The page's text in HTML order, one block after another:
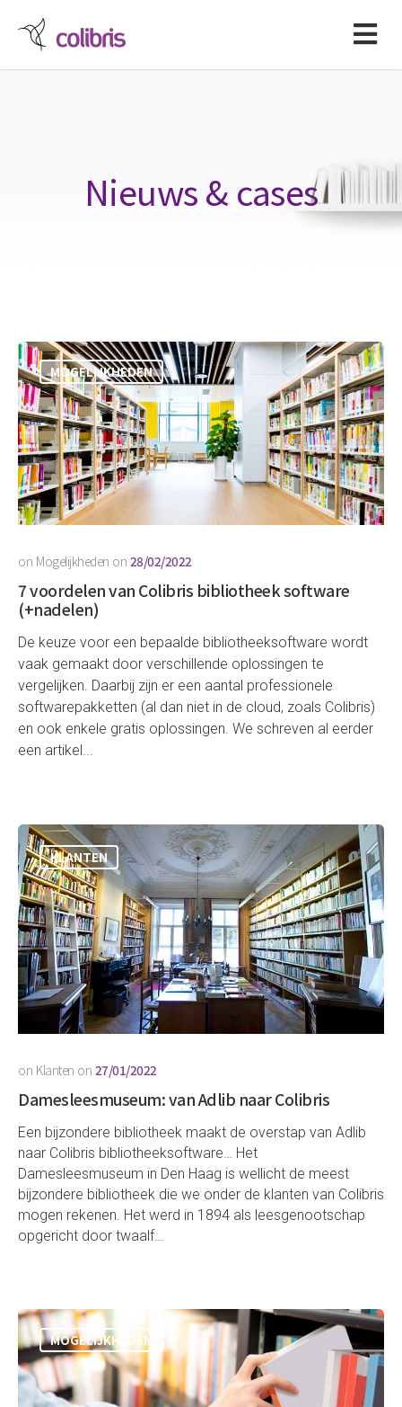
Nieuws & cases
MOGELIJKHEDEN
on Mogelijkheden on 28/02/2022
7 voordelen van Colibris bibliotheek software
(+nadelen)
De keuze voor een bepaalde bibliotheeksoftware wordt
vaak gemaakt door verschillende oplossingen te
vergelijken. Daarbij zijn er een aantal professionele
softwarepakketten (al dan niet in de cloud, zoals Colibris)
en ook enkele gratis oplossingen. We schreven al eerder
een artikel...
KLANTEN
on Klanten on 27/01/2022
Damesleesmuseum: van Adlib naar Colibris
Een bijzondere bibliotheek maakt de overstap van Adlib
naar Colibris bibliotheeksoftware… Het
Damesleesmuseum in Den Haag is wellicht de meest
bijzondere bibliotheek die we onder de klanten van Colibris
mogen rekenen. Het werd in 1894 als leesgenootschap
opgericht door twaalf…
MOGELIJKHEDEN